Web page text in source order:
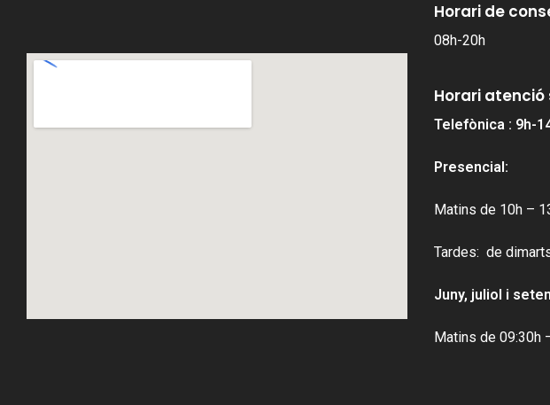
Horari de
08h-20h
Horari
Telefònica : 9h-
Presencial:
Matins de 10h –
Tardes: de
Juny, juliol i
Matins de 09:30h